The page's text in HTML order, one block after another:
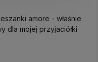
amore - właśnie
dla mojej przyjaciółki